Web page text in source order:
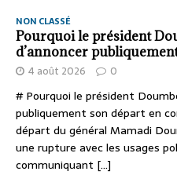
NON CLASSÉ
Pourquoi le président
d’annoncer
4 août 2026 0
# Pourquoi le président
publiquement son départ en
départ du général Mamadi
une rupture avec les usages
communiquant [...]